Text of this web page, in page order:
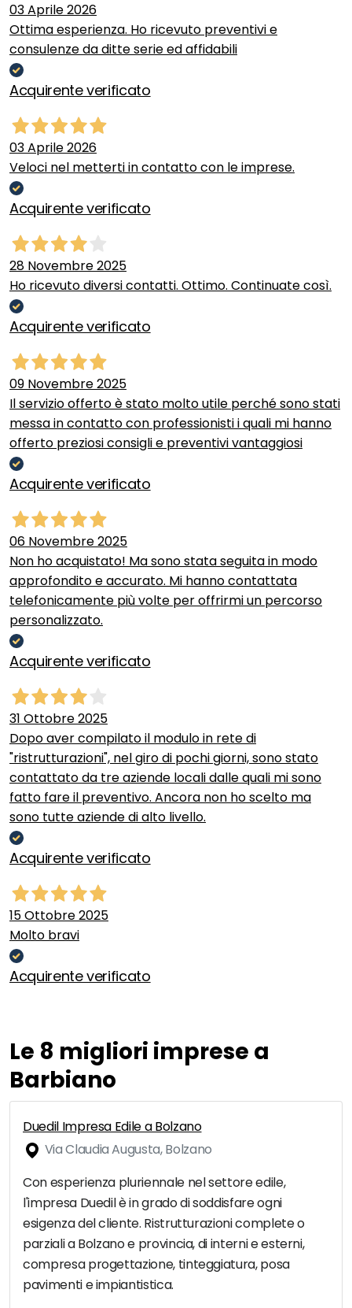
03 Aprile 2026
Ottima esperienza. Ho ricevuto preventivi e
consulenze da ditte serie ed affidabili
Acquirente verificato
03 Aprile 2026
Veloci nel metterti in contatto con le imprese.
Acquirente verificato
28 Novembre 2025
Ho ricevuto diversi contatti. Ottimo. Continuate così.
Acquirente verificato
09 Novembre 2025
Il servizio offerto è stato molto utile perché sono stati
messa in contatto con professionisti i quali mi hanno
offerto preziosi consigli e preventivi vantaggiosi
Acquirente verificato
06 Novembre 2025
Non ho acquistato! Ma sono stata seguita in modo
approfondito e accurato. Mi hanno contattata
telefonicamente più volte per offrirmi un percorso
personalizzato.
Acquirente verificato
31 Ottobre 2025
Dopo aver compilato il modulo in rete di
"ristrutturazioni", nel giro di pochi giorni, sono stato
contattato da tre aziende locali dalle quali mi sono
fatto fare il preventivo. Ancora non ho scelto ma
sono tutte aziende di alto livello.
Acquirente verificato
15 Ottobre 2025
Molto bravi
Acquirente verificato
Le 8 migliori imprese a
Barbiano
Duedil Impresa Edile a Bolzano
Via Claudia Augusta, Bolzano
Con esperienza pluriennale nel settore edile,
l'impresa Duedil è in grado di soddisfare ogni
esigenza del cliente. Ristrutturazioni complete o
parziali a Bolzano e provincia, di interni e esterni,
compresa progettazione, tinteggiatura, posa
pavimenti e impiantistica.